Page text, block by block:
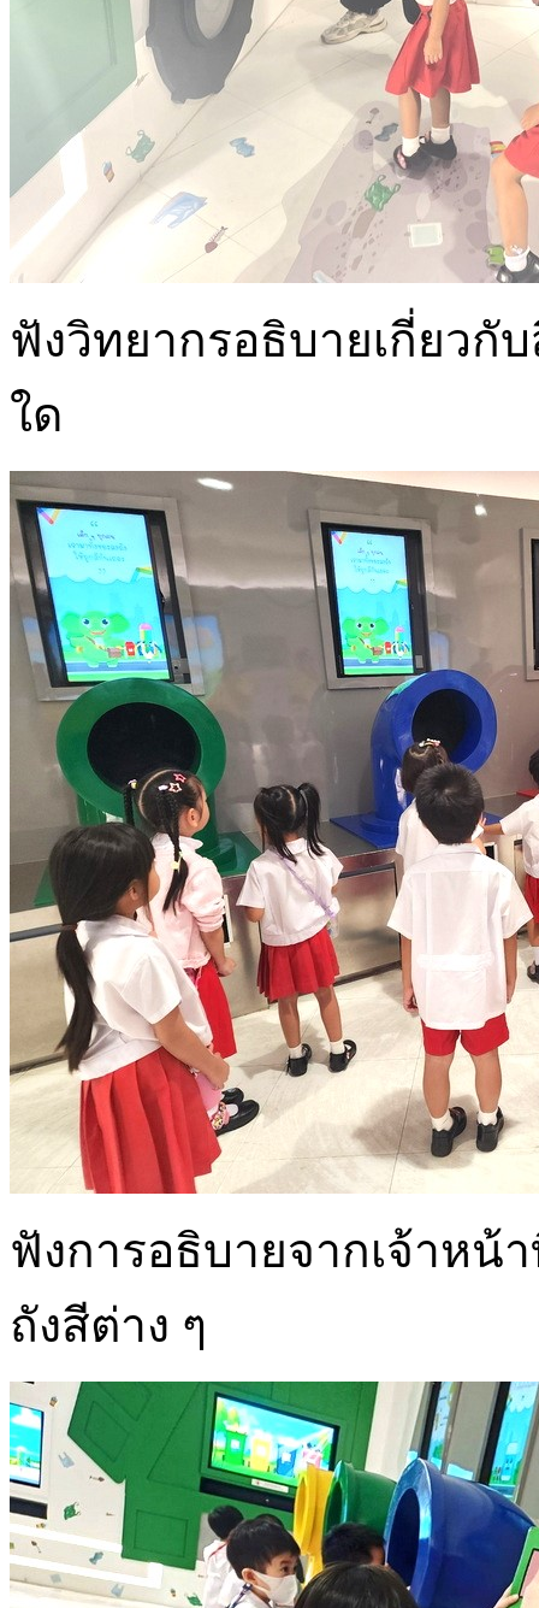
ฟังวิทยากรอธิบายเกี่ยวกั
ใด
ฟังการอธิบายจากเจ้าหน้
ถังสีต่าง ๆ